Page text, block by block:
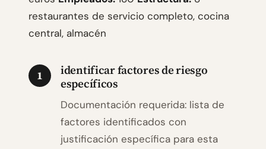
restaurantes de servicio completo, cocina
central, almacén
1
identificar factores de riesgo
específicos
Documentación requerida: lista de
factores identificados con
justificación específica para esta